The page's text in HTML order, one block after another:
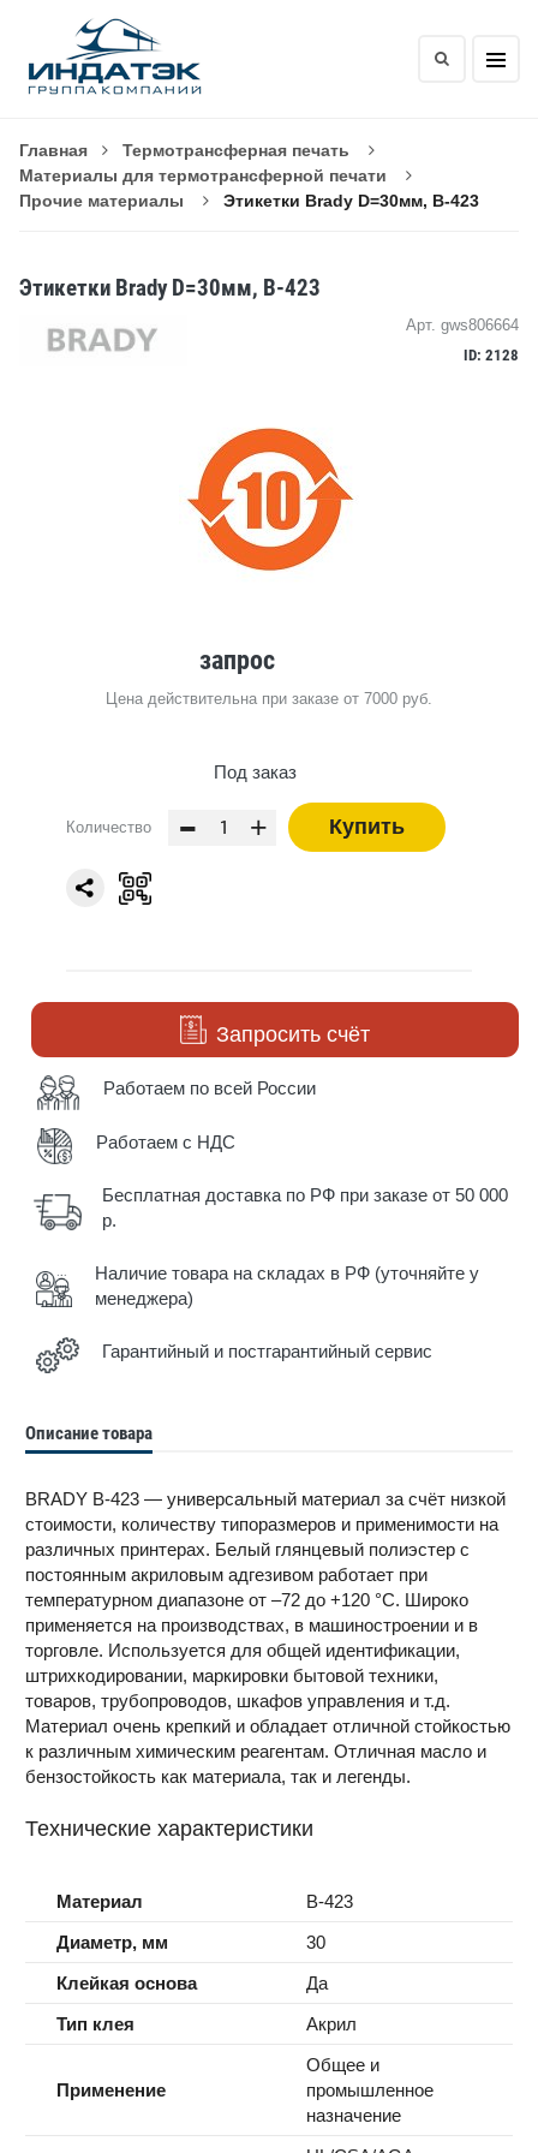
Главная
Термотрансферная печать
Материалы для термотрансферной печати
Прочие материалы
Этикетки Brady D=30мм, B-423
Этикетки Brady D=30мм, B-423
Арт. gws806664
ID: 2128
запрос
Цена действительна при заказе от 7000 руб.
Под заказ
Количество - + Купить
Запросить счёт
Работаем по всей России
Работаем с НДС
Бесплатная доставка по РФ при заказе от 50 000
р.
Наличие товара на складах в РФ (уточняйте у
менеджера)
Гарантийный и постгарантийный сервис
Описание товара
BRADY B-423 — универсальный материал за счёт низкой
стоимости, количеству типоразмеров и применимости на
различных принтерах. Белый глянцевый полиэстер с
постоянным акриловым адгезивом работает при
температурном диапазоне от –72 до +120 °С. Широко
применяется на производствах, в машиностроении и в
торговле. Используется для общей идентификации,
штрихкодировании, маркировки бытовой техники,
товаров, трубопроводов, шкафов управления и т.д.
Материал очень крепкий и обладает отличной стойкостью
к различным химическим реагентам. Отличная масло и
бензостойкость как материала, так и легенды.
Технические характеристики
Материал
B-423
Диаметр, мм
30
Клейкая основа
Да
Тип клея
Акрил
Применение
Общее и
промышленное
назначение